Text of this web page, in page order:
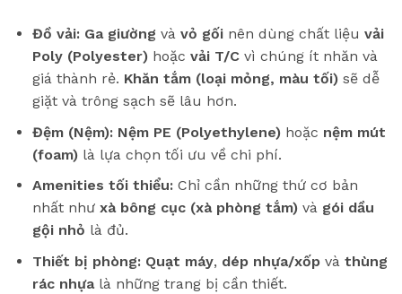
Đồ vải: Ga giường và vỏ gốinên dùng chất liệu vải
Poly (Polyester)hoặc vải T/Cvì chúng ít nhăn và
giá thành rẻ. Khăn tắm (loại mỏng, màu tối)sẽ dễ
giặt và trông sạch sẽ lâu hơn.
Đệm (Nệm): Nệm PE (Polyethylene)hoặc nệm mút
(foam)là lựa chọn tối ưu về chi phí.
Amenities tối thiểu:Chỉ cần những thứ cơ bản
nhất như xà bông cục (xà phòng tắm)và gói dầu
gội nhỏ là đủ.
Thiết bị phòng: Quạt máy, dép nhựa/xốpvà thùng
rác nhựalà những trang bị cần thiết.